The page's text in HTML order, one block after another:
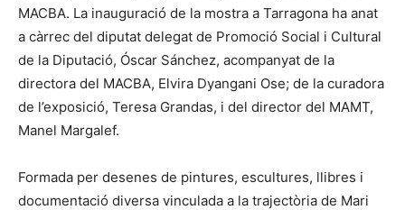
MACBA. La inauguració de la mostra a Tarragona ha anat
a càrrec del diputat delegat de Promoció Social i Cultural
de la Diputació, Óscar Sánchez, acompanyat de la
directora del MACBA, Elvira Dyangani Ose; de la curadora
de l’exposició, Teresa Grandas, i del director del MAMT,
Manel Margalef.
Formada per desenes de pintures, escultures, llibres i
documentació diversa vinculada a la trajectòria de Mari